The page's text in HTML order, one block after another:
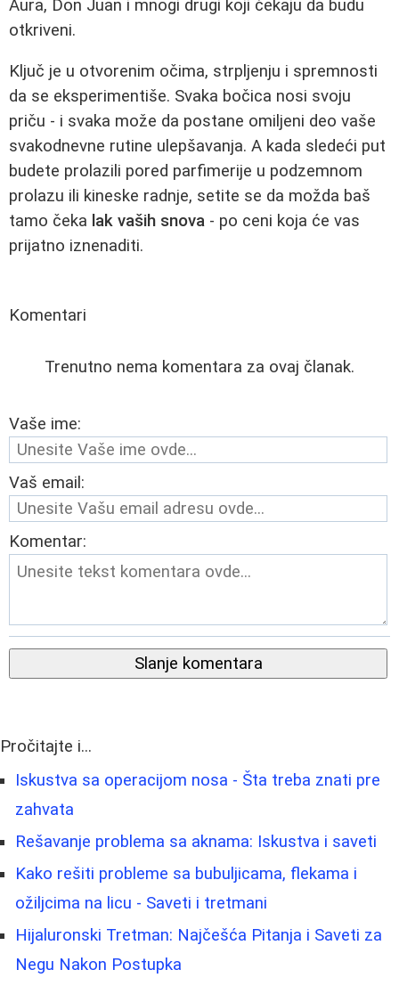
Aura, Don Juan i mnogi drugi koji čekaju da budu
otkriveni.
Ključ je u otvorenim očima, strpljenju i spremnosti
da se eksperimentiše. Svaka bočica nosi svoju
priču - i svaka može da postane omiljeni deo vaše
svakodnevne rutine ulepšavanja. A kada sledeći put
budete prolazili pored parfimerije u podzemnom
prolazu ili kineske radnje, setite se da možda baš
tamo čeka lak vaših snova - po ceni koja će vas
prijatno iznenaditi.
Komentari
Trenutno nema komentara za ovaj članak.
Vaše ime:
Vaš email:
Komentar:
Slanje komentara
Pročitajte i...
Iskustva sa operacijom nosa - Šta treba znati pre
zahvata
Rešavanje problema sa aknama: Iskustva i saveti
Kako rešiti probleme sa bubuljicama, flekama i
ožiljcima na licu - Saveti i tretmani
Hijaluronski Tretman: Najčešća Pitanja i Saveti za
Negu Nakon Postupka